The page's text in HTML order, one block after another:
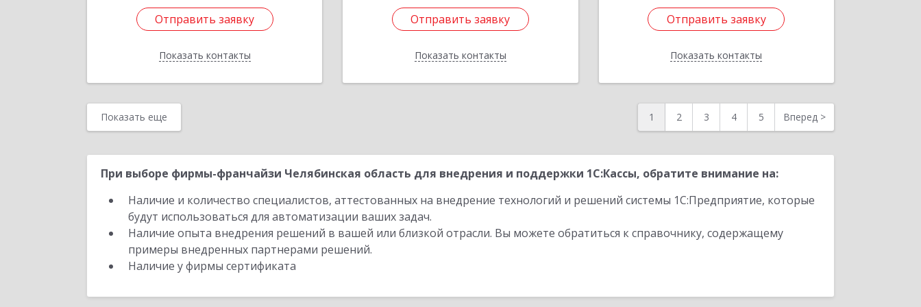
Отправить заявку
Показать контакты
Отправить заявку
Назад
Отправить заявку
Показать контакты
Отправить заявку
Назад
Отправить заявку
Показать контакты
Отправить заявку
Назад
Показать еще 1 2 3 4 5 Вперед >
При выборе фирмы-франчайзи Челябинская область для внедрения и поддержки 1С:Кассы, обратите внимание на:
Наличие и количество специалистов, аттестованных на внедрение технологий и решений системы 1С:Предприятие, которые
будут использоваться для автоматизации ваших задач.
Наличие опыта внедрения решений в вашей или близкой отрасли. Вы можете обратиться к справочнику, содержащему
примеры внедренных партнерами решений.
Наличие у фирмы сертификата